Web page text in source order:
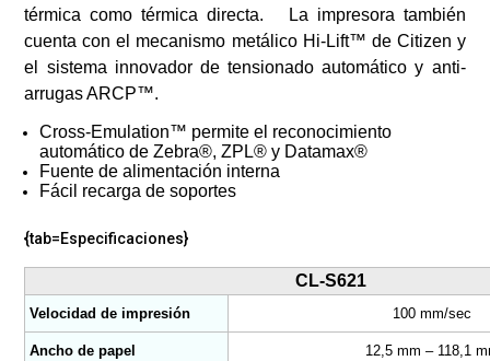
térmica como térmica directa. La impresora también
cuenta con el mecanismo metálico Hi-Lift™ de Citizen y
el sistema innovador de tensionado automático y anti-
arrugas ARCP™.
Cross-Emulation™ permite el reconocimiento
automático de Zebra®, ZPL® y Datamax®
Fuente de alimentación interna
Fácil recarga de soportes
{tab=Especificaciones}
CL-S621
Velocidad de impresión 100 mm/sec
Ancho de papel 12,5 mm – 118,1